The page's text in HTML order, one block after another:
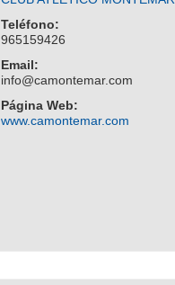
Teléfono:
965159426
Email:
info@camontemar.com
Página Web:
www.camontemar.com